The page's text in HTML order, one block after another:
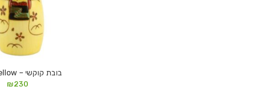
הוספה לסלבובת קוקשי – Child Yellow
₪230